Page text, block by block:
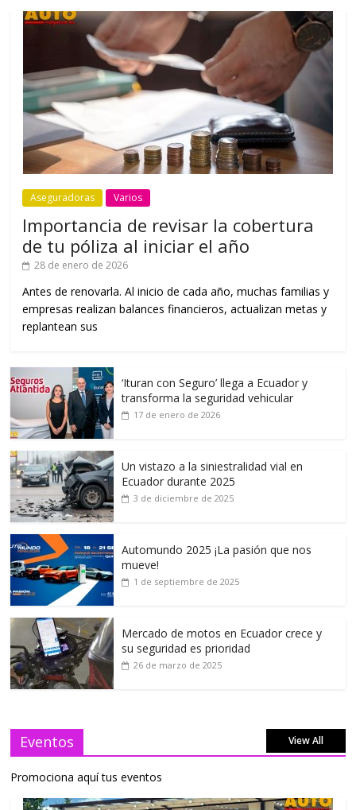
Aseguradoras Varios
Importancia de revisar la cobertura
de tu póliza al iniciar el año
28 de enero de 2026
Antes de renovarla. Al inicio de cada año, muchas familias y
empresas realizan balances financieros, actualizan metas y
replantean sus
‘Ituran con Seguro’ llega a Ecuador y
transforma la seguridad vehicular
17 de enero de 2026
Un vistazo a la siniestralidad vial en
Ecuador durante 2025
3 de diciembre de 2025
Automundo 2025 ¡La pasión que nos
mueve!
1 de septiembre de 2025
Mercado de motos en Ecuador crece y
su seguridad es prioridad
26 de marzo de 2025
Eventos View All
Promociona aquí tus eventos